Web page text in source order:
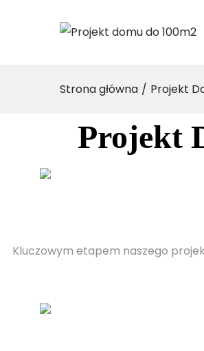
Strona główna / Projekt
Projekt
Kluczowym etapem naszego